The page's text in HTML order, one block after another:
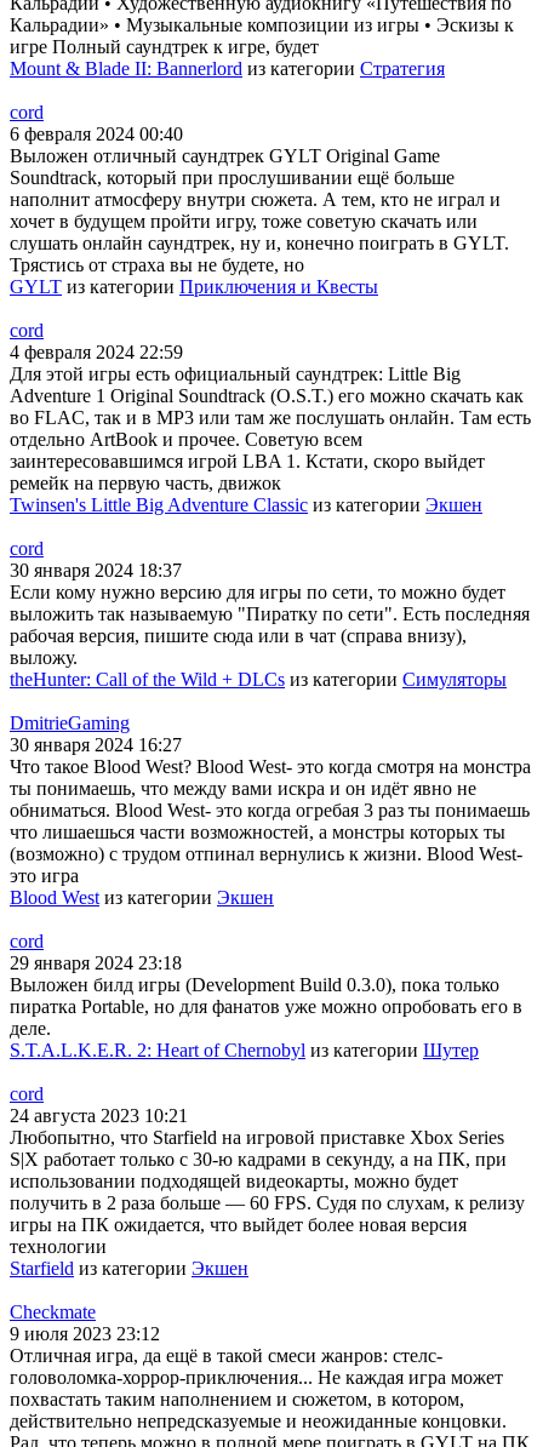
Кальрадии» • Музыкальные композиции из игры • Эскизы к
игре Полный саундтрек к игре, будет
Mount & Blade II: Bannerlord из категории Стратегия
cord
6 февраля 2024 00:40
Выложен отличный саундтрек GYLT Original Game
Soundtrack, который при прослушивании ещё больше
наполнит атмосферу внутри сюжета. А тем, кто не играл и
хочет в будущем пройти игру, тоже советую скачать или
слушать онлайн саундтрек, ну и, конечно поиграть в GYLT.
Трястись от страха вы не будете, но
GYLT из категории Приключения и Квесты
cord
4 февраля 2024 22:59
Для этой игры есть официальный саундтрек: Little Big
Adventure 1 Original Soundtrack (O.S.T.) его можно скачать как
во FLAC, так и в MP3 или там же послушать онлайн. Там есть
отдельно ArtBook и прочее. Советую всем
заинтересовавшимся игрой LBA 1. Кстати, скоро выйдет
ремейк на первую часть, движок
Twinsen's Little Big Adventure Classic из категории Экшен
cord
30 января 2024 18:37
Если кому нужно версию для игры по сети, то можно будет
выложить так называемую "Пиратку по сети". Есть последняя
рабочая версия, пишите сюда или в чат (справа внизу),
выложу.
theHunter: Call of the Wild + DLCs из категории Симуляторы
DmitrieGaming
30 января 2024 16:27
Что такое Blood West? Blood West- это когда смотря на монстра
ты понимаешь, что между вами искра и он идёт явно не
обниматься. Blood West- это когда огребая 3 раз ты понимаешь
что лишаешься части возможностей, а монстры которых ты
(возможно) с трудом отпинал вернулись к жизни. Blood West-
это игра
Blood West из категории Экшен
cord
29 января 2024 23:18
Выложен билд игры (Development Build 0.3.0), пока только
пиратка Portable, но для фанатов уже можно опробовать его в
деле.
S.T.A.L.K.E.R. 2: Heart of Chernobyl из категории Шутер
cord
24 августа 2023 10:21
Любопытно, что Starfield на игровой приставке Xbox Series
S|X работает только с 30-ю кадрами в секунду, а на ПК, при
использовании подходящей видеокарты, можно будет
получить в 2 раза больше — 60 FPS. Судя по слухам, к релизу
игры на ПК ожидается, что выйдет более новая версия
технологии
Starfield из категории Экшен
Checkmate
9 июля 2023 23:12
Отличная игра, да ещё в такой смеси жанров: стелс-
головоломка-хоррор-приключения... Не каждая игра может
похвастать таким наполнением и сюжетом, в котором,
действительно непредсказуемые и неожиданные концовки.